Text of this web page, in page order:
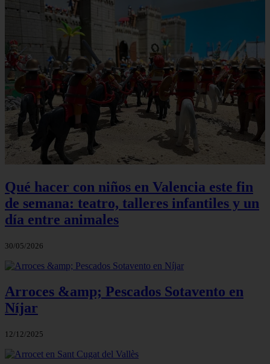
Qué hacer con niños en Valencia este fin
de semana: teatro, talleres infantiles y un
día entre animales
30/05/2026
Arroces &amp; Pescados Sotavento en
Níjar
12/12/2025